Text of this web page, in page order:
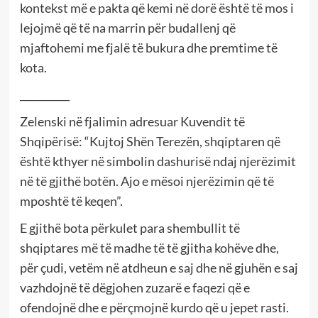
kontekst më e pakta që kemi në dorë është të mos i
lejojmë që të na marrin për budallenj që
mjaftohemi me fjalë të bukura dhe premtime të
kota.
Zelenski në fjalimin adresuar Kuvendit të
Shqipërisë: “Kujtoj Shën Terezën, shqiptaren që
është kthyer në simbolin dashurisë ndaj njerëzimit
në të gjithë botën. Ajo e mësoi njerëzimin që të
mposhtë të keqen”.
E gjithë bota përkulet para shembullit të
shqiptares më të madhe të të gjitha kohëve dhe,
për çudi, vetëm në atdheun e saj dhe në gjuhën e saj
vazhdojnë të dëgjohen zuzarë e faqezi që e
ofendojnë dhe e përçmojnë kurdo që u jepet rasti.